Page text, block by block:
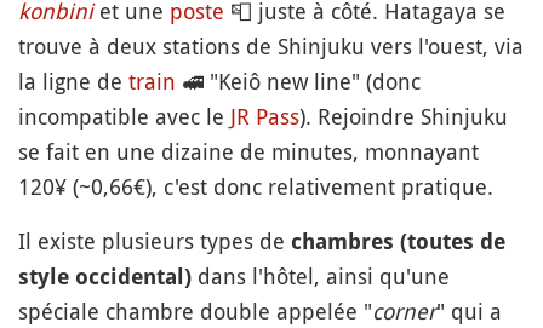
konbiniet une poste 📮 juste à côté. Hatagaya se
trouve à deux stations de Shinjuku vers l'ouest, via
la ligne de train 🚅 "Keiô new line" (donc
incompatible avec le JR Pass). Rejoindre Shinjuku
se fait en une dizaine de minutes, monnayant
120¥ (~0,66€), c'est donc relativement pratique.
Il existe plusieurs types de chambres (toutes de
style occidental) dans l'hôtel, ainsi qu'une
spéciale chambre double appelée "corner" qui a